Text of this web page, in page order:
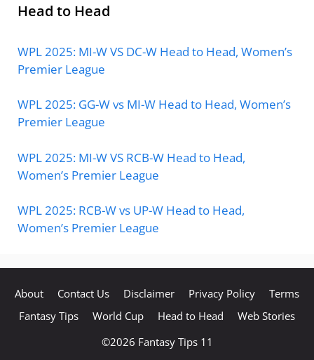
Head to Head
WPL 2025: MI-W VS DC-W Head to Head, Women’s
Premier League
WPL 2025: GG-W vs MI-W Head to Head, Women’s
Premier League
WPL 2025: MI-W VS RCB-W Head to Head,
Women’s Premier League
WPL 2025: RCB-W vs UP-W Head to Head,
Women’s Premier League
About Contact Us Disclaimer Privacy Policy
Terms
Fantasy Tips
World Cup Head to Head
Web Stories
©2026 Fantasy Tips 11